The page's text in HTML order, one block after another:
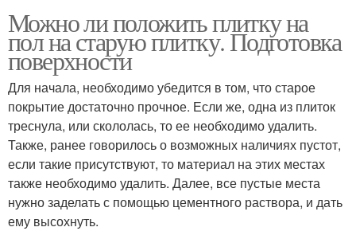
Можно ли положить плитку на
пол на старую плитку. Подготовка
поверхности
Для начала, необходимо убедится в том, что старое
покрытие достаточно прочное. Если же, одна из плиток
треснула, или скололась, то ее необходимо удалить.
Также, ранее говорилось о возможных наличиях пустот,
если такие присутствуют, то материал на этих местах
также необходимо удалить. Далее, все пустые места
нужно заделать с помощью цементного раствора, и дать
ему высохнуть.